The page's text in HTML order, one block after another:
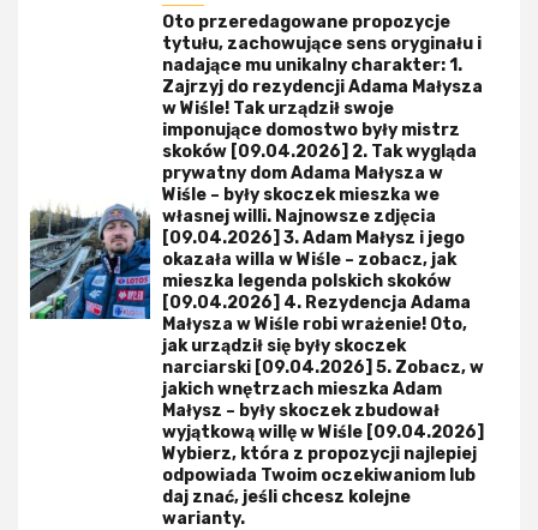
Oto przeredagowane propozycje
tytułu, zachowujące sens oryginału i
nadające mu unikalny charakter: 1.
Zajrzyj do rezydencji Adama Małysza
w Wiśle! Tak urządził swoje
imponujące domostwo były mistrz
skoków [09.04.2026] 2. Tak wygląda
prywatny dom Adama Małysza w
Wiśle – były skoczek mieszka we
własnej willi. Najnowsze zdjęcia
[09.04.2026] 3. Adam Małysz i jego
okazała willa w Wiśle – zobacz, jak
mieszka legenda polskich skoków
[09.04.2026] 4. Rezydencja Adama
Małysza w Wiśle robi wrażenie! Oto,
jak urządził się były skoczek
narciarski [09.04.2026] 5. Zobacz, w
jakich wnętrzach mieszka Adam
Małysz – były skoczek zbudował
wyjątkową willę w Wiśle [09.04.2026]
Wybierz, która z propozycji najlepiej
odpowiada Twoim oczekiwaniom lub
daj znać, jeśli chcesz kolejne
warianty.